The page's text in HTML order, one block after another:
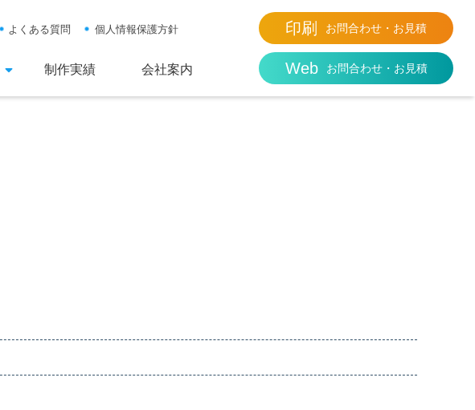
よくある質問 個人情報保護方針
制作実績 会社案内
印刷 お問合わせ・お見積
Web お問合わせ・お見積